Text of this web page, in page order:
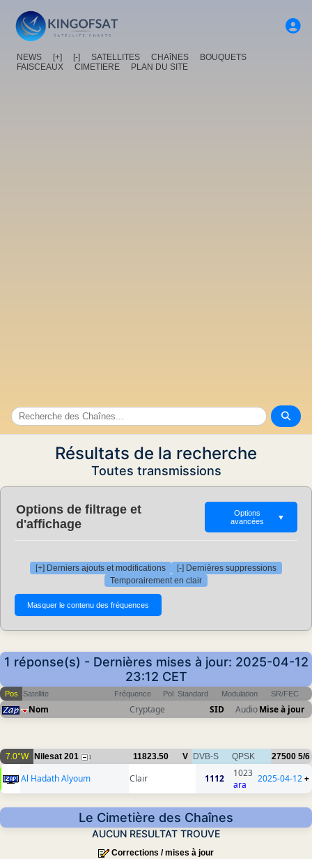
NEWS [+] [-] SATELLITES CHAîNES
BOUQUETS
FAISCEAUX
CIMETIERE PLAN DU SITE
Résultats de la recherche
Toutes transmissions
Options de filtrage et
d'affichage
Options
avancées
▼
[+] Derniers ajouts et modifications
[-] Dernières suppressions
Temporairement en clair
1 réponse(s) - Dernières mises à jour: 2025-04-12
23:12 CET
Pos Satellite Fréquence Pol Standard Modulation SR/FEC
Nom Cryptage SID AudioMise à jour
7.0°W Nilesat 201 1 11823.50 V DVB-S QPSK 27500 5/6
Al Hadath Alyoum Clair 1112
1023
ara
2025-04-12+
Le Cimetière des Chaînes
AUCUN RESULTAT TROUVE
Corrections / mises à jour